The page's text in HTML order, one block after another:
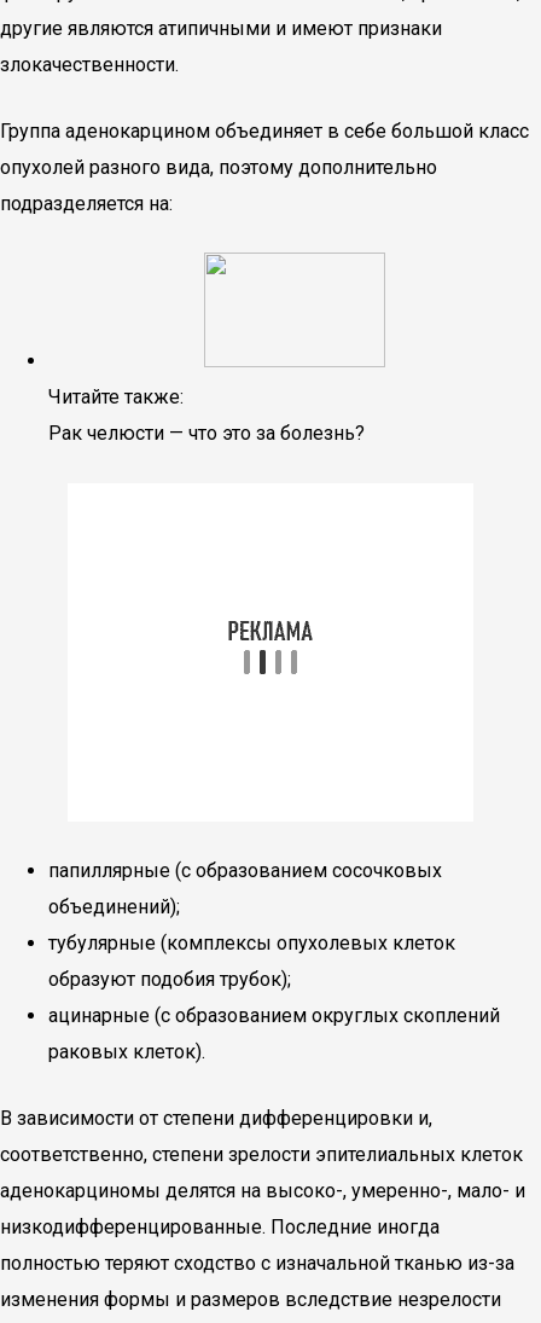
другие являются атипичными и имеют признаки
злокачественности.
Группа аденокарцином объединяет в себе большой класс
опухолей разного вида, поэтому дополнительно
подразделяется на:
Читайте также:
Рак челюсти — что это за болезнь?
папиллярные (с образованием сосочковых
объединений);
тубулярные (комплексы опухолевых клеток
образуют подобия трубок);
ацинарные (с образованием округлых скоплений
раковых клеток).
В зависимости от степени дифференцировки и,
соответственно, степени зрелости эпителиальных клеток
аденокарциномы делятся на высоко-, умеренно-, мало- и
низкодифференцированные. Последние иногда
полностью теряют сходство с изначальной тканью из-за
изменения формы и размеров вследствие незрелости